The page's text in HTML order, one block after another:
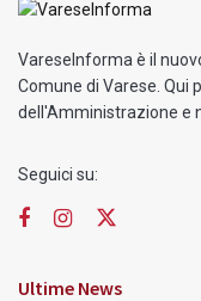
VareseInforma è il
Comune di Varese. Qui
dell'Amministrazione e
Seguici su:
Ultime News